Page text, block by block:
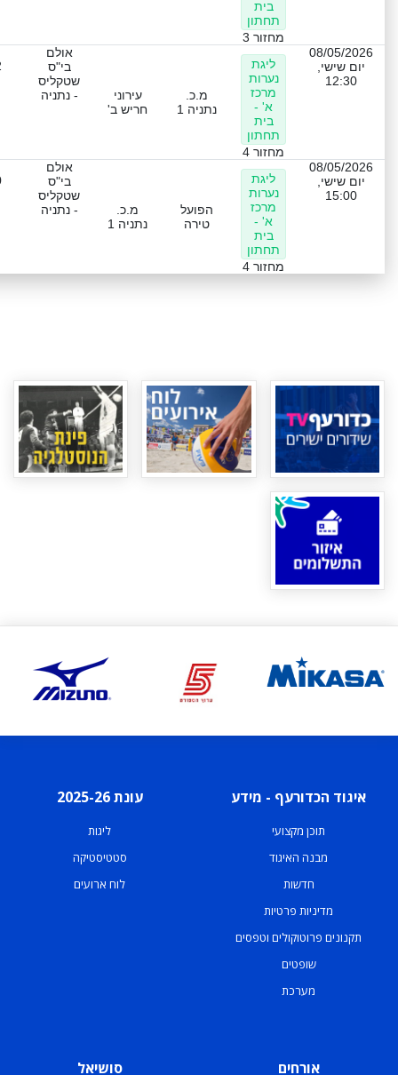
בית
תחתון
מחזור 3
08/05/2026
יום שישי,
12:30
ליגת
נערות
מרכז
א' -
בית
תחתון
מחזור 4
מ.כ.
נתניה 1
עירוני
חריש ב'
אולם
בי"ס
שטקליס
- נתניה
08/05/2026
יום שישי,
15:00
ליגת
נערות
מרכז
א' -
בית
תחתון
מחזור 4
הפועל
טירה
מ.כ.
נתניה 1
אולם
בי"ס
שטקליס
- נתניה
איגוד הכדורעף - מידע
תוכן מקצועי
מבנה האיגוד
חדשות
מדיניות פרטיות
תקנונים פרוטוקולים וטפסים
שופטים
מערכת
עונת 2025-26
ליגות
סטטיסטיקה
לוח ארועים
אורחים סושיאל